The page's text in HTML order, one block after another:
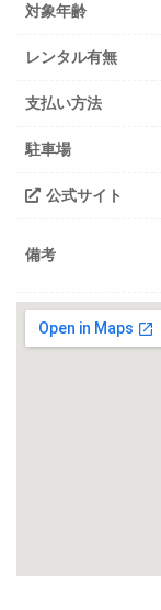
対象年齢
レンタル有無
支払い方法
駐車場
公式サイト
備考